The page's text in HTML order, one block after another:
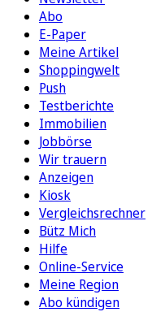
Abo
E-Paper
Meine Artikel
Shoppingwelt
Push
Testberichte
Immobilien
Jobbörse
Wir trauern
Anzeigen
Kiosk
Vergleichsrechner
Bütz Mich
Hilfe
Online-Service
Meine Region
Abo kündigen